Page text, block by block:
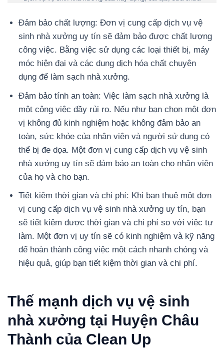
Đảm bảo chất lượng: Đơn vị cung cấp dịch vụ vệ
sinh nhà xưởng uy tín sẽ đảm bảo được chất lượng
công việc. Bằng việc sử dụng các loại thiết bị, máy
móc hiện đại và các dung dịch hóa chất chuyên
dụng để làm sạch nhà xưởng.
Đảm bảo tính an toàn: Việc làm sạch nhà xưởng là
một công việc đầy rủi ro. Nếu như bạn chọn một đơn
vị không đủ kinh nghiệm hoặc không đảm bảo an
toàn, sức khỏe của nhân viên và người sử dụng có
thể bị đe dọa. Một đơn vị cung cấp dịch vụ vệ sinh
nhà xưởng uy tín sẽ đảm bảo an toàn cho nhân viên
của họ và cho bạn.
Tiết kiệm thời gian và chi phí: Khi bạn thuê một đơn
vị cung cấp dịch vụ vệ sinh nhà xưởng uy tín, bạn
sẽ tiết kiệm được thời gian và chi phí so với việc tự
làm. Một đơn vị uy tín sẽ có kinh nghiệm và kỹ năng
để hoàn thành công việc một cách nhanh chóng và
hiệu quả, giúp bạn tiết kiệm thời gian và chi phí.
Thế mạnh dịch vụ vệ sinh
nhà xưởng tại Huyện Châu
Thành của Clean Up